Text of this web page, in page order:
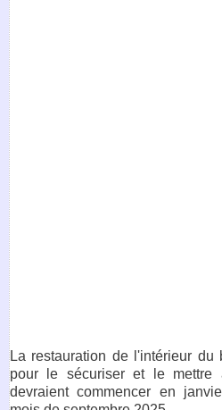
La restauration de l'intérieur du
pour le sécuriser et le mettre
devraient commencer en